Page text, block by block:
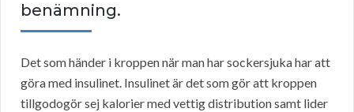
benämning.
Det som händer i kroppen när man har sockersjuka har att
göra med insulinet. Insulinet är det som gör att kroppen
tillgodogör sej kalorier med vettig distribution samt lider